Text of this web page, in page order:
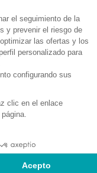
como
IP, su
los
los
clic,
de
en